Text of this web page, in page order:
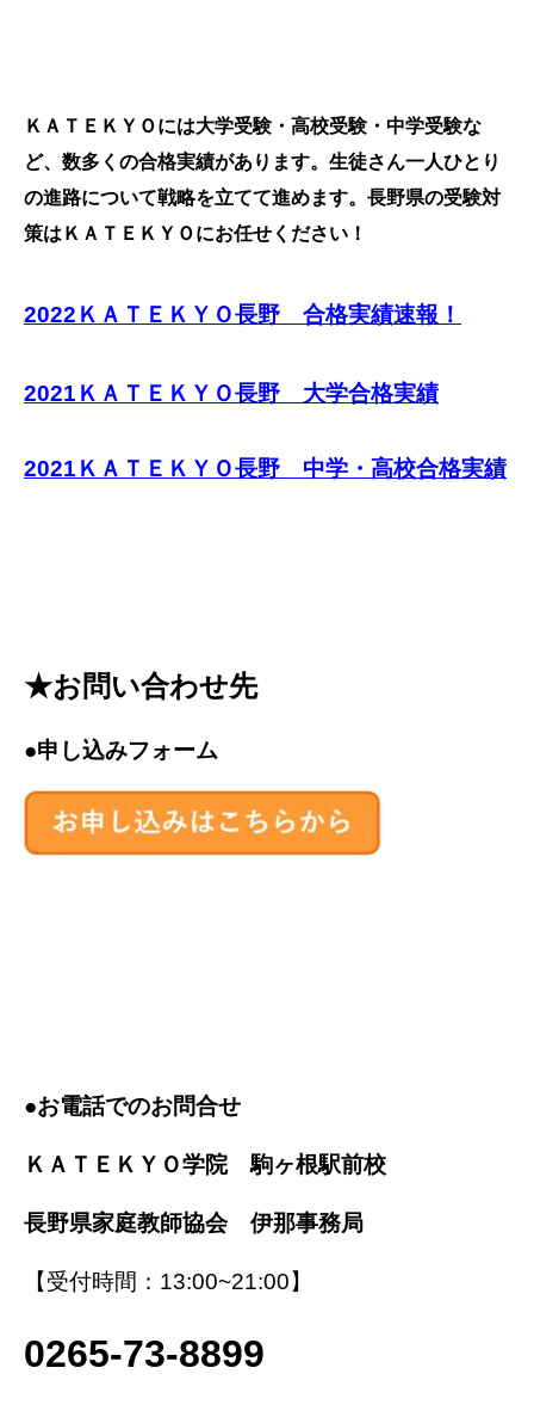
ＫＡＴＥＫＹＯには大学受験・高校受験・中学受験な
ど、数多くの合格実績があります。生徒さん一人ひとり
の進路について戦略を立てて進めます。長野県の受験対
策はＫＡＴＥＫＹＯにお任せください！
2022ＫＡＴＥＫＹＯ長野 合格実績速報！
2021ＫＡＴＥＫＹＯ長野 大学合格実績
2021ＫＡＴＥＫＹＯ長野 中学・高校合格実績
★お問い合わせ先
●申し込みフォーム
●お電話でのお問合せ
ＫＡＴＥＫＹＯ学院 駒ヶ根駅前校
長野県家庭教師協会 伊那事務局
【受付時間：13:00~21:00】
0265-73-8899